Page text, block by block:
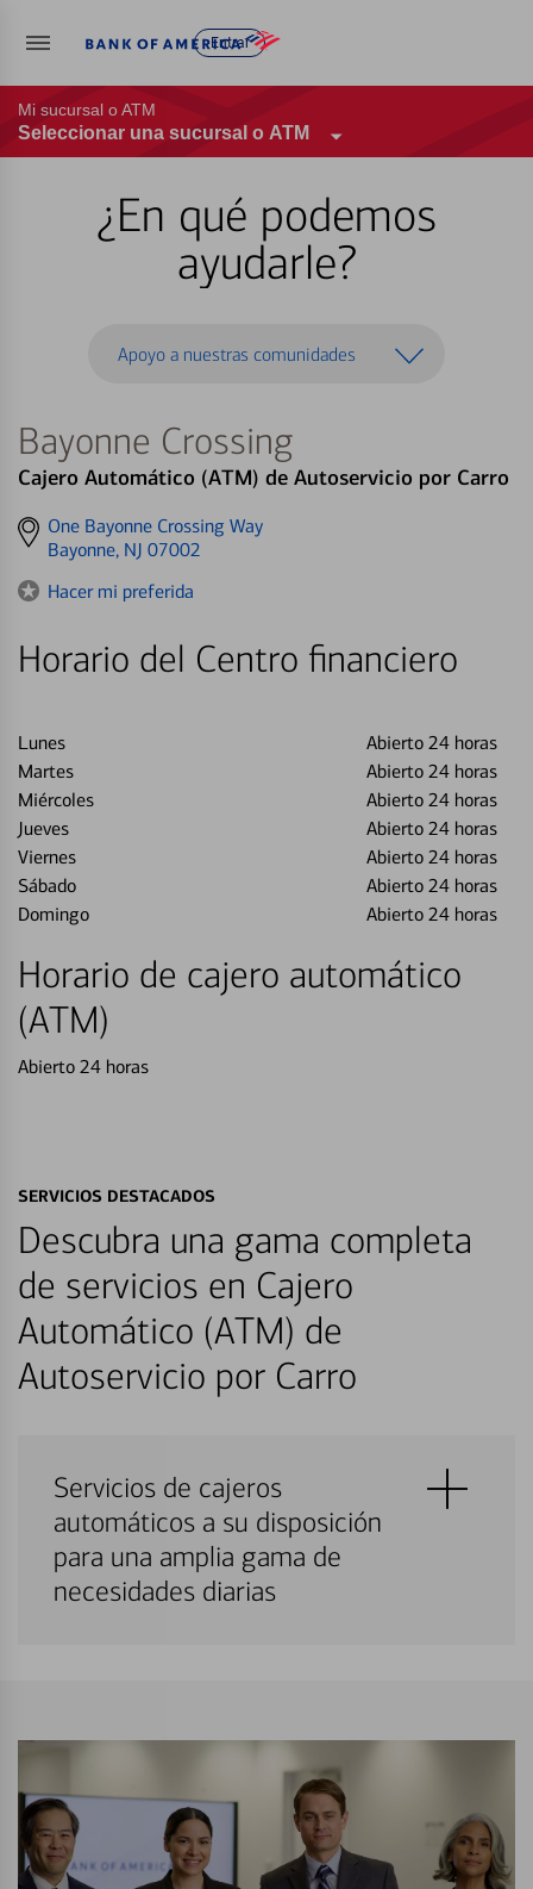
Entrar
Mi sucursal o ATM
Seleccionar una sucursal o ATM
¿En qué podemos
ayudarle?
Apoyo a nuestras comunidades
Bayonne Crossing
Cajero Automático (ATM) de Autoservicio por Carro
Get
directions
One Bayonne Crossing Way
Bayonne, NJ 07002
Hacer mi preferida
Horario del Centro financiero
Lunes
Abierto 24 horas
Martes
Abierto 24 horas
Miércoles
Abierto 24 horas
Jueves
Abierto 24 horas
Viernes
Abierto 24 horas
Sábado
Abierto 24 horas
Domingo
Abierto 24 horas
Horario de cajero automático
(ATM)
Abierto 24 horas
SERVICIOS DESTACADOS
Descubra una gama completa
de servicios en Cajero
Automático (ATM) de
Autoservicio por Carro
Servicios de cajeros
automáticos a su disposición
para una amplia gama de
necesidades diarias